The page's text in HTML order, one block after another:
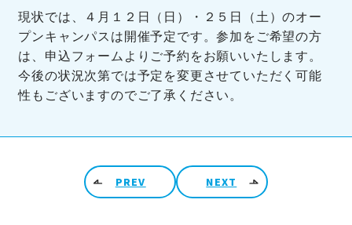
現状では、４月１２日（日）・２５日（土）のオー
プンキャンパスは開催予定です。参加をご希望の方
は、申込フォームよりご予約をお願いいたします。
今後の状況次第では予定を変更させていただく可能
性もございますのでご了承ください。
投稿ナビゲーションPREV NEXT